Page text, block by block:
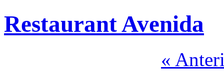
Restaurant Avenida
«